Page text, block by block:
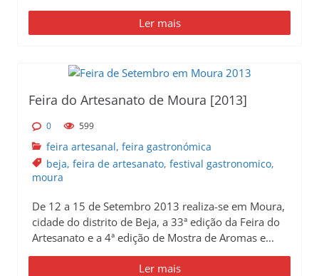
Ler mais
Feira do Artesanato de Moura [2013]
0 599
feira artesanal, feira gastronómica
beja, feira de artesanato, festival gastronomico,
moura
De 12 a 15 de Setembro 2013 realiza-se em Moura,
cidade do distrito de Beja, a 33ª edição da Feira do
Artesanato e a 4ª edição de Mostra de Aromas e...
Ler mais